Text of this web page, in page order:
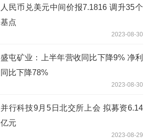
人民币兑美元中间价报7.1816 调升35个
基点
2023-08-30
盛屯矿业：上半年营收同比下降9% 净利
同比下降78%
2023-08-30
并行科技9月5日北交所上会 拟募资6.14
亿元
2023-08-29